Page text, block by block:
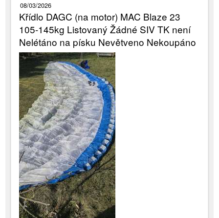
08/03/2026
Křídlo DAGC (na motor) MAC Blaze 23
105-145kg Listovaný Žádné SIV TK není
Nelétáno na písku Nevětveno Nekoupáno